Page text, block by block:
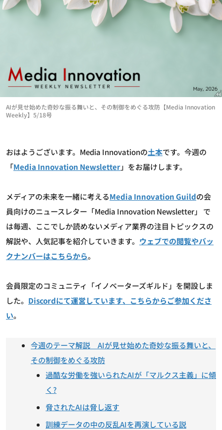
AIが見せ始めた奇妙な振る舞いと、その制御をめぐる攻防【Media Innovation
Weekly】5/18号
おはようございます。Media Innovationの土本です。今週の
「Media Innovation Newsletter」をお届けします。
メディアの未来を一緒に考えるMedia Innovation Guildの会
員向けのニュースレター「Media Innovation Newsletter」 で
は毎週、ここでしか読めないメディア業界の注目トピックスの
解説や、人気記事を紹介していきます。 ウェブでの閲覧やバッ
クナンバーはこちらから。
会員限定のコミュニティ「イノベーターズギルド」を開設しま
した。 Discordにて運営しています、こちらからご参加くださ
い。
今週のテーマ解説 AIが見せ始めた奇妙な振る舞いと、
その制御をめぐる攻防
過酷な労働を強いられたAIが「マルクス主義」に傾
く?
脅されたAIは脅し返す
訓練データの中の反乱AIを再演している説